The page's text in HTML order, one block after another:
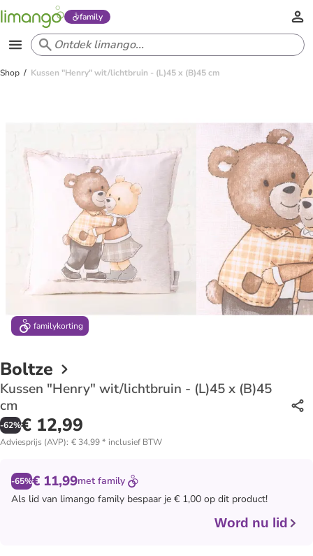
family
Shop Kussen "Henry" wit/lichtbruin - (L)45 x (B)45 cm
familykorting
Boltze
Kussen "Henry" wit/lichtbruin - (L)45 x (B)45
cm
-62%€ 12,99
Adviesprijs (AVP): € 34,99* inclusief BTW
-65%€ 11,99met family
Als lid van limango family bespaar je € 1,00 op dit product!
Word nu lid